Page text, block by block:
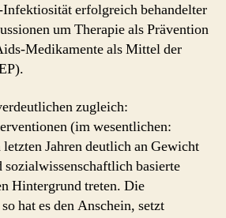
erfolgreich behandelter
um Therapie als Prävention
Medikamente als Mittel der
zugleich:
(im wesentlichen:
Jahren deutlich an Gewicht
sozialwissenschaftlich basierte
Hintergrund treten. Die
hat es den Anschein, setzt